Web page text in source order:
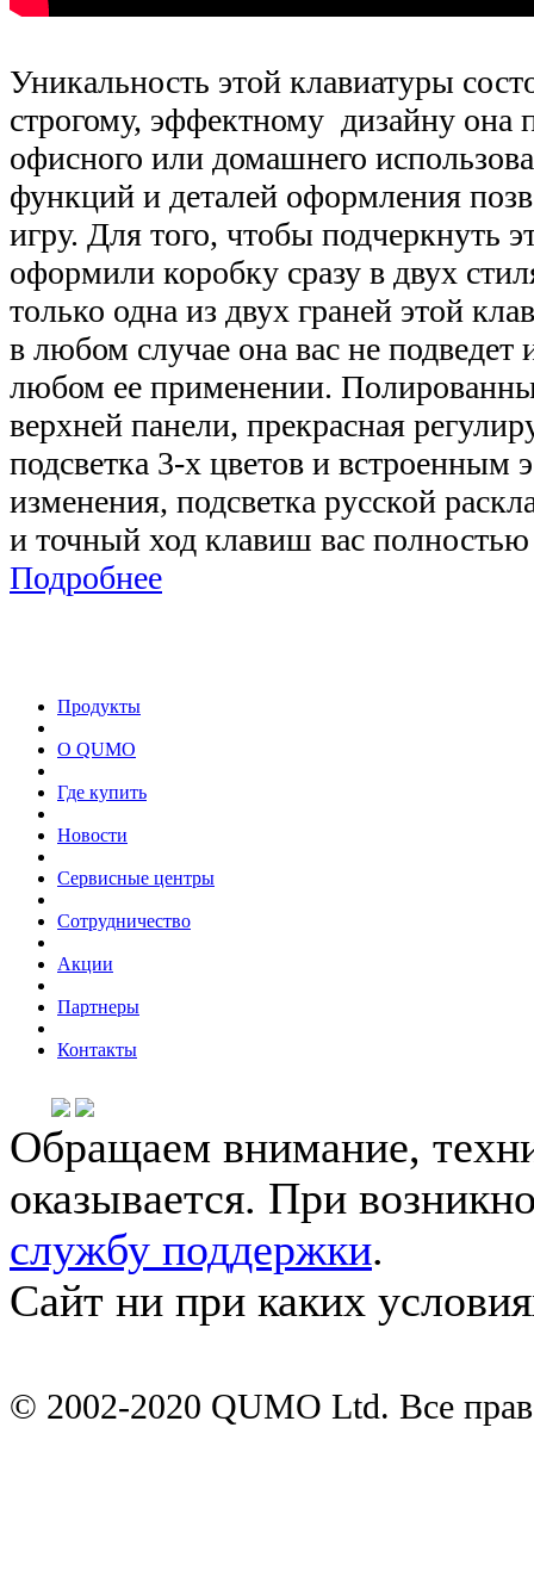
Уникальность этой клавиатуры
строгому, эффектному дизайну она
офисного или домашнего
функций и деталей оформления
игру. Для того, чтобы подчеркнуть
оформили коробку сразу в двух
только одна из двух граней этой
в любом случае она вас не подведет
любом ее применении.
верхней панели, прекрасная
подсветка 3-х цветов и встроенным
изменения, подсветка русской
и точный ход клавиш вас полностью
Подробнее
Продукты
О QUMO
Где купить
Новости
Сервисные центры
Сотрудничество
Акции
Партнеры
Контакты
Обращаем внимание,
оказывается. При
службу поддержки.
Сайт ни при каких
© 2002-2020 QUMO Ltd. Все